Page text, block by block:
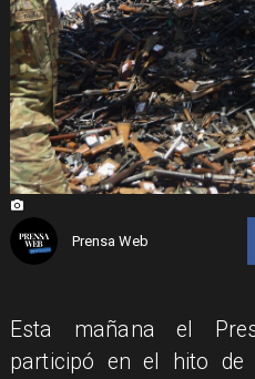
Prensa Web
Esta mañana el
participó en el hito de